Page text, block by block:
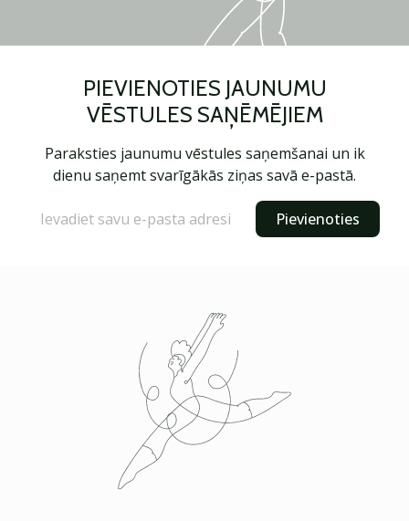
PIEVIENOTIES JAUNUMU
VĒSTULES SAŅĒMĒJIEM
Paraksties jaunumu vēstules saņemšanai un ik
dienu saņemt svarīgākās ziņas savā e-pastā.
Pievienoties